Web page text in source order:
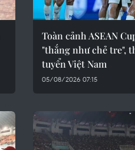
Toàn cảnh ASEAN
"thắng như chẻ tre",
tuyển Việt Nam
05/08/2026 07:15